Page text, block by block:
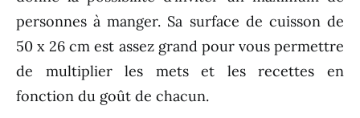
personnes à manger. Sa surface de cuisson de
50 x 26 cm est assez grand pour vous permettre
de multiplier les mets et les recettes en
fonction du goût de chacun.